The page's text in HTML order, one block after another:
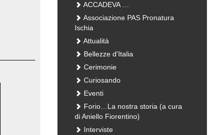
ACCADEVA …
Associazione PAS Pronatura
Ischia
Attualità
Bellezze d'Italia
Cerimonie
Curiosando
Eventi
Forio…La nostra storia (a cura
di Aniello Fiorentino)
Interviste